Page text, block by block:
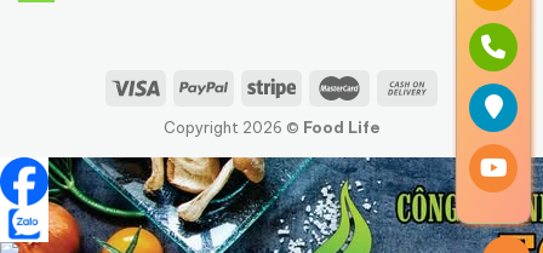
Copyright 2026 © Food Life